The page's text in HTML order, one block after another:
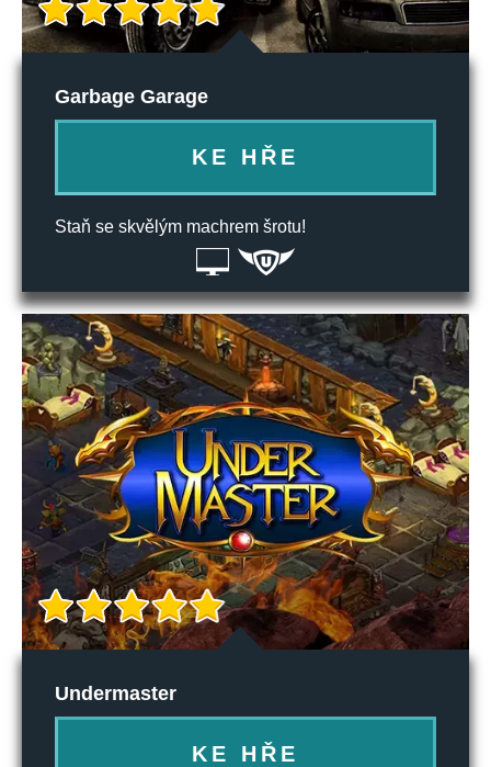
Garbage Garage
KE HŘE
Staň se skvělým machrem šrotu!
Undermaster
KE HŘE